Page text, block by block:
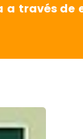
a través